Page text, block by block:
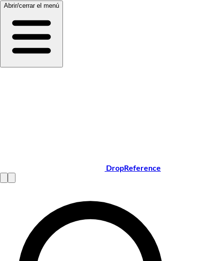
Abrir/cerrar el menú
DropReference